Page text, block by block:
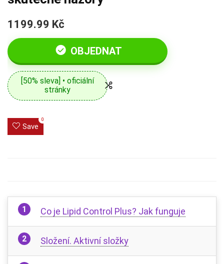
1199.99 Kč
OBJEDNAT
[50% sleva] • oficiální
stránky
Save
0
Co je Lipid Control Plus? Jak funguje
Složení. Aktivní složky